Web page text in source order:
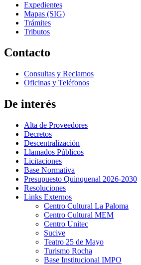
Expedientes
Mapas (SIG)
Trámites
Tributos
Contacto
Consultas y Reclamos
Oficinas y Teléfonos
De interés
Alta de Proveedores
Decretos
Descentralización
Llamados Públicos
Licitaciones
Base Normativa
Presupuesto Quinquenal 2026-2030
Resoluciones
Links Externos
Centro Cultural La Paloma
Centro Cultural MEM
Centro Unitec
Sucive
Teatro 25 de Mayo
Turismo Rocha
Base Institucional IMPO